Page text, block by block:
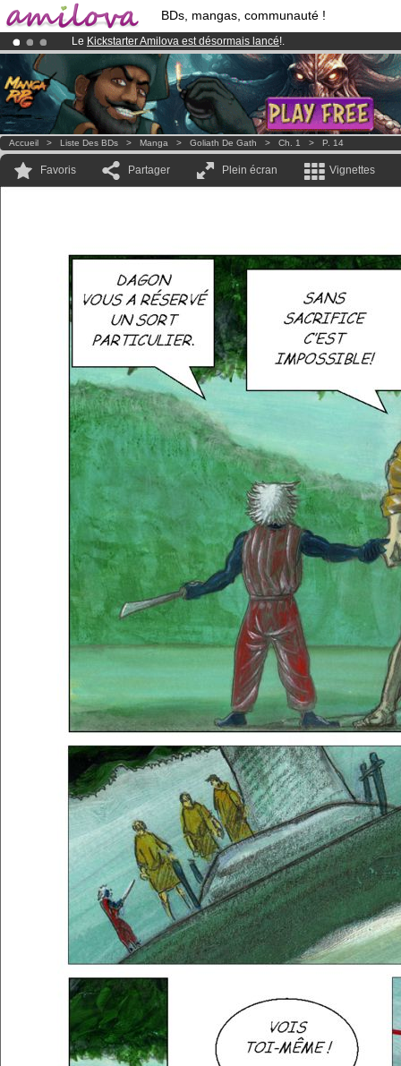
BDs, mangas, communauté !
Le Kickstarter Amilova est désormais lancé!.
Abonnement premium: à partir de3.95 eurospar mois !Clique ici
Déjà 100000membreset 1000BDs & Mangas!
Accueil > Liste Des BDs > Manga > Goliath De Gath > Ch. 1 > P. 14
Favoris Partager Plein écran Vignettes